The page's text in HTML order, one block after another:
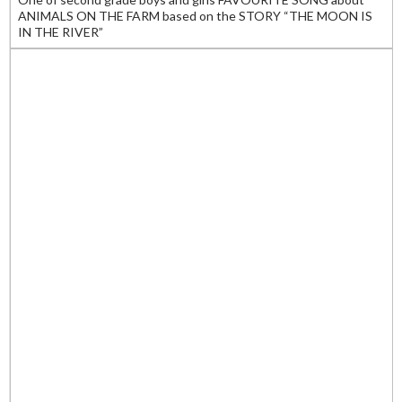
ANIMALS ON THE FARM based on the STORY “THE MOON IS
IN THE RIVER”